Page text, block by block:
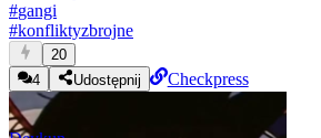
#gangi
#konfliktyzbrojne
20
4
Udostępnij Checkpress